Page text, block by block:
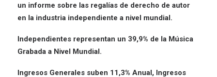
un informe sobre las regalías de derecho de autor
en la industria independiente a nivel mundial.
Independientes representan un 39,9% de la Música
Grabada a Nivel Mundial.
Ingresos Generales suben 11,3% Anual, Ingresos